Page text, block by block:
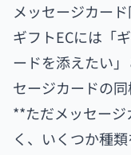
メッセージカー
ギフトECには「
ードを添えたい
セージカードの同
**ただメッセー
く、いくつか種